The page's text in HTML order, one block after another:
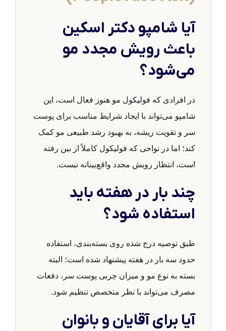
آیا شامپو دکتر اسکین
باعث رویش مجدد مو
می‌شود؟
در افرادی که فولیکول مو هنوز فعال است، این
شامپو می‌تواند با ایجاد شرایط مناسب برای پوست
سر و تقویت ریشه، به بهبود رشد طبیعی مو کمک
کند؛ اما در نواحی که فولیکول کاملاً از بین رفته
است، انتظار رویش مجدد واقع‌بینانه نیست.
چند بار در هفته باید
استفاده شود؟
طبق توصیه درج شده روی بسته‌بندی، استفاده
حدود سه بار در هفته پیشنهاد شده است؛ البته
بسته به نوع مو و میزان چربی پوست سر، دفعات
مصرف می‌تواند با نظر متخصص تنظیم شود.
آیا برای آقایان و بانوان